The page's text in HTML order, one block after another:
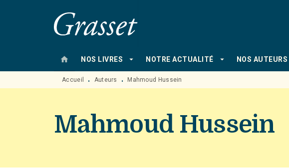
MENU RECHERCHE
home NOS LIVRES arrow_drop_down NOTRE ACTUALITÉ arrow_drop_down NOS AUTEURS
Accueil • Auteurs • Mahmoud Hussein
Mahmoud Hussein